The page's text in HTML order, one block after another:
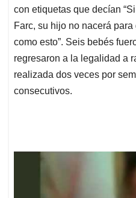
con etiquetas que decían
Farc, su hijo no nacerá
como esto”. Seis bebés
regresaron a la legalidad a
realizada dos veces por
consecutivos.